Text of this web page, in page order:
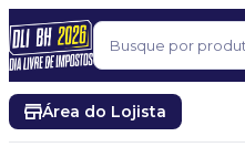
Pular para o conteúdo
Buscar
Área do Lojista